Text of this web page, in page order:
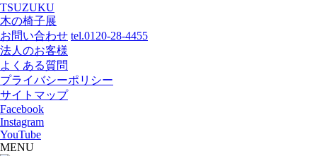
TSUZUKU
木の椅子展
お問い合わせ tel.0120-28-4455
法人のお客様
よくある質問
プライバシーポリシー
サイトマップ
Facebook
Instagram
YouTube
MENU